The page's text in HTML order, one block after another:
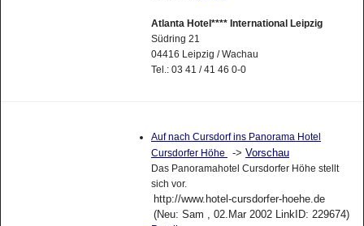
Atlanta Hotel**** International Leipzig
Südring 21
04416 Leipzig / Wachau
Tel.: 03 41 / 41 46 0-0
Auf nach Cursdorf ins Panorama Hotel
Cursdorfer Höhe
-> Vorschau
Das Panoramahotel Cursdorfer Höhe stellt
sich vor.
http://www.hotel-cursdorfer-hoehe.de
(Neu: Sam , 02.Mar 2002 LinkID: 229674)